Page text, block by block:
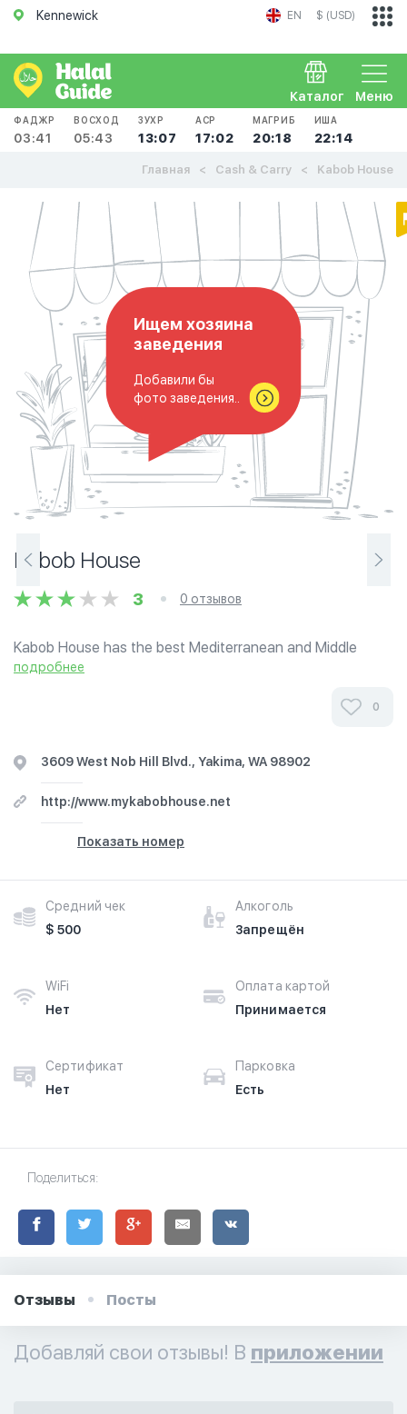
Kennewick EN $ (USD)
Меню
Каталог
ФАДЖР
03:41
ВОСХОД
05:43
ЗУХР
13:07
АСР
17:02
МАГРИБ
20:18
ИША
22:14
Главная Cash & Carry Kabob House
Ищем хозяина
заведения
Добавили бы
фото заведения..
Kabob House
3 0 отзывов
Kabob House has the best Mediterranean and Middle
Eastern dishes around because they prepare everything
подробнее
0
3609 West Nob Hill Blvd., Yakima, WA 98902
http://www.mykabobhouse.net
Показать номер
Средний чек
$ 500
Алкоголь
Запрещён
WiFi
Нет
Оплата картой
Принимается
Сертификат
Нет
Парковка
Есть
Поделиться:
Отзывы Посты
Добавляй свои отзывы! В приложении